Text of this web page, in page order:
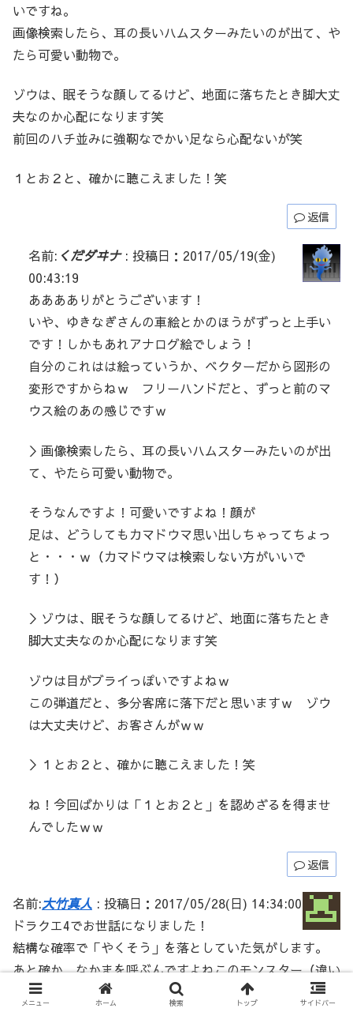
いですね。
画像検索したら、耳の長いハムスターみたいのが出て、や
たら可愛い動物で。
ゾウは、眠そうな顔してるけど、地面に落ちたとき脚大丈
夫なのか心配になります笑
前回のハチ並みに強靭なでかい足なら心配ないが笑
１とお２と、確かに聴こえました！笑
返信
名前: くだダヰナ: 投稿日：2017/05/19(金)
00:43:19
あああありがとうございます！
いや、ゆきなぎさんの車絵とかのほうがずっと上手い
です！しかもあれアナログ絵でしょう！
自分のこれはは絵っていうか、ベクターだから図形の
変形ですからねｗ フリーハンドだと、ずっと前のマ
ウス絵のあの感じですｗ
＞画像検索したら、耳の長いハムスターみたいのが出
て、やたら可愛い動物で。
そうなんですよ！可愛いですよね！顔が
足は、どうしてもカマドウマ思い出しちゃってちょっ
と・・・ｗ（カマドウマは検索しない方がいいで
す！）
＞ゾウは、眠そうな顔してるけど、地面に落ちたとき
脚大丈夫なのか心配になります笑
ゾウは目がブライっぽいですよねｗ
この弾道だと、多分客席に落下だと思いますｗ ゾウ
は大丈夫けど、お客さんがｗｗ
＞１とお２と、確かに聴こえました！笑
ね！今回ばかりは「１とお２と」を認めざるを得ませ
んでしたｗｗ
返信
名前:大竹真人 : 投稿日：2017/05/28(日) 14:34:00
ドラクエ4でお世話になりました！
結構な確率で「やくそう」を落としていた気がします。
あと確か、なかまを呼ぶんですよねこのモンスター（違い
ましたっけ？）
メニュー ホーム 検索 トップ サイドバー